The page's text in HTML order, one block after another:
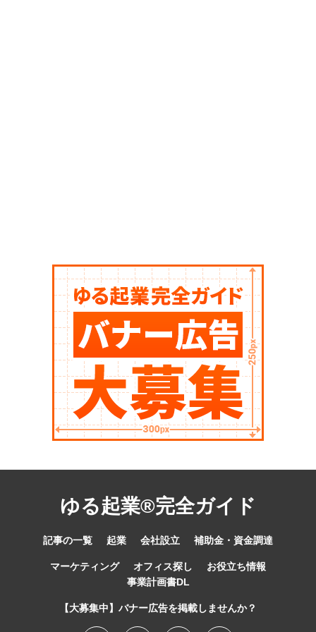
ゆる起業®完全ガイド
記事の一覧 起業 会社設立 補助金・資金調達
マーケティング オフィス探し
お役立ち情報
事業計画書DL
【大募集中】バナー広告を掲載しませんか？